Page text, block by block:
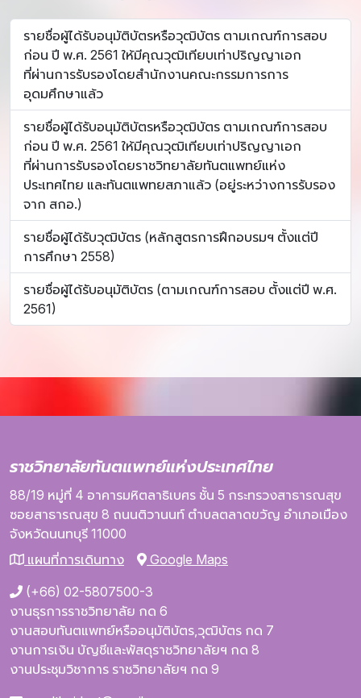
รายชื่อผู้ได้รับอนุมัติบัตรหรือวุฒิบัตร ตามเกณฑ์การสอบ
ก่อน ปี พ.ศ. 2561 ให้มีคุณวุฒิเทียบเท่าปริญญาเอก
ที่ผ่านการรับรองโดยสำนักงานคณะกรรมการการ
อุดมศึกษาแล้ว
รายชื่อผู้ได้รับอนุมัติบัตรหรือวุฒิบัตร ตามเกณฑ์การสอบ
ก่อน ปี พ.ศ. 2561 ให้มีคุณวุฒิเทียบเท่าปริญญาเอก
ที่ผ่านการรับรองโดยราชวิทยาลัยทันตแพทย์แห่ง
ประเทศไทย และทันตแพทยสภาแล้ว (อยู่ระหว่างการรับรอง
จาก สกอ.)
รายชื่อผู้ได้รับวุฒิบัตร (หลักสูตรการฝึกอบรมฯ ตั้งแต่ปี
การศึกษา 2558)
รายชื่อผู้ได้รับอนุมัติบัตร (ตามเกณฑ์การสอบ ตั้งแต่ปี พ.ศ.
2561)
ราชวิทยาลัยทันตแพทย์แห่งประเทศไทย
88/19 หมู่ที่ 4 อาคารมหิตลาธิเบศร ชั้น 5 กระทรวงสาธารณสุข
ซอยสาธารณสุข 8 ถนนติวานนท์ ตำบลตลาดขวัญ อำเภอเมือง
จังหวัดนนทบุรี 11000
แผนที่การเดินทาง
Google Maps
(+66) 02-5807500-3
งานธุรการราชวิทยาลัย กด 6
งานสอบทันตแพทย์หรืออนุมัติบัตร,วุฒิบัตร กด 7
งานการเงิน บัญชีและพัสดุราชวิทยาลัยฯ กด 8
งานประชุมวิชาการ ราชวิทยาลัยฯ กด 9